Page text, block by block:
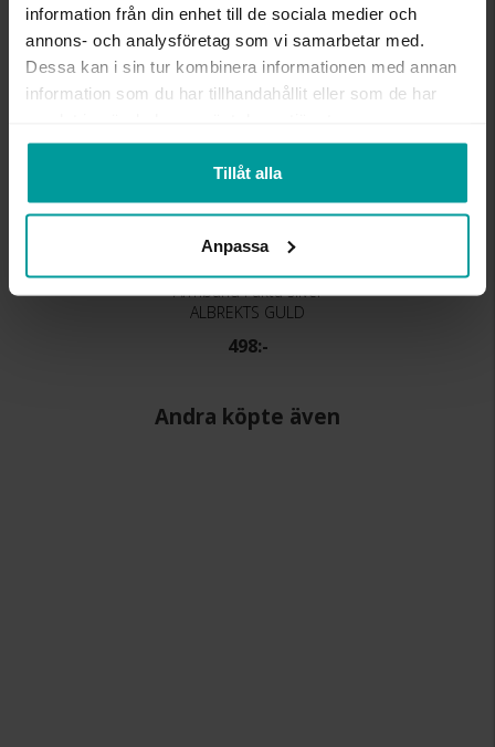
information från din enhet till de sociala medier och
annons- och analysföretag som vi samarbetar med.
Dessa kan i sin tur kombinera informationen med annan
information som du har tillhandahållit eller som de har
Tillåt alla
Anpassa
Armband i äkta silver
ALBREKTS GULD
498:-
Andra köpte även